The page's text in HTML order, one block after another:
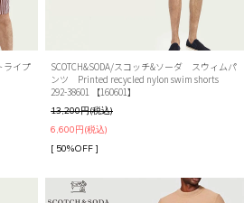
ライプ
SCOTCH&SODA/スコッチ&ソーダ スウィムパ
ンツ Printed recycled nylon swim shorts
292-38601 【160601】
13,200円(税込)
6,600円(税込)
[ 50%OFF ]